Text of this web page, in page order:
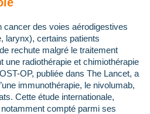
cancer des voies aérodigestives
larynx), certains patients
rechute malgré le traitement
une radiothérapie et chimiothérapie
OP, publiée dans The Lancet, a
immunothérapie, le nivolumab,
Cette étude internationale,
compté parmi ses